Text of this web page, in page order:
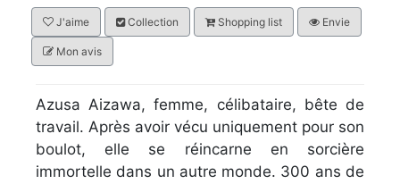
J'aime Collection Shopping list Envie
Mon avis
Azusa Aizawa, femme, célibataire, bête de
travail. Après avoir vécu uniquement pour son
boulot, elle se réincarne en sorcière
immortelle dans un autre monde. 300 ans de